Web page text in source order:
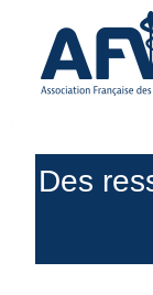
Des